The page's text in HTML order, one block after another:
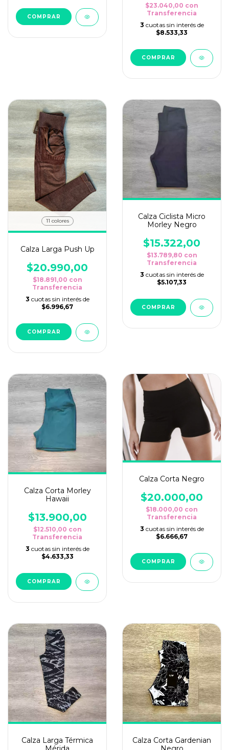
COMPRAR
$23.040,00 con
Transferencia
3 cuotas sin interés de
$8.533,33
COMPRAR
11 colores
Calza Larga Push Up
$20.990,00
$18.891,00 con
Transferencia
3 cuotas sin interés de
$6.996,67
COMPRAR
Calza Ciclista Micro
Morley Negro
$15.322,00
$13.789,80 con
Transferencia
3 cuotas sin interés de
$5.107,33
COMPRAR
Calza Corta Morley
Hawaii
$13.900,00
$12.510,00 con
Transferencia
3 cuotas sin interés de
$4.633,33
COMPRAR
Calza Corta Negro
$20.000,00
$18.000,00 con
Transferencia
3 cuotas sin interés de
$6.666,67
COMPRAR
Calza Larga Térmica
Calza Corta Gardenian